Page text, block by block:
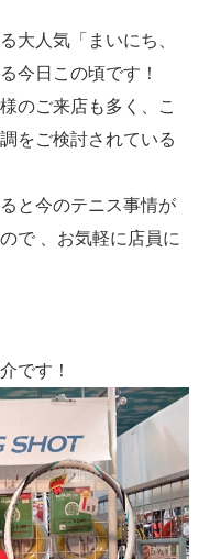
大人気「まいにち、
今日この頃です！
のご来店も多く、こ
をご検討されている
と今のテニス事情が
で 、お気軽に店員に
です！